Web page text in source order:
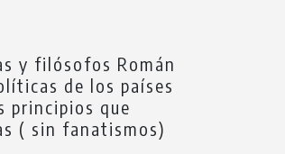
y filósofos Román
de los países
principios que
( sin fanatismos)